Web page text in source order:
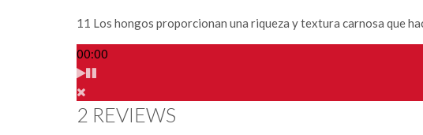
11 Los hongos proporcionan una riqueza y textura carnosa que
00:00
2 REVIEWS